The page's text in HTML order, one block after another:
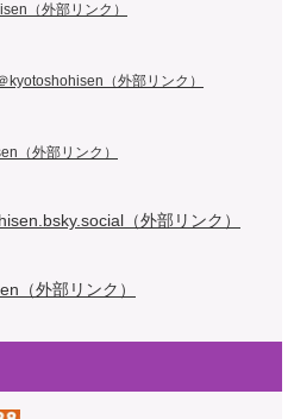
（外部リンク）
kyotoshohisen（外部リンク）
（外部リンク）
（外部リンク）
（外部リンク）